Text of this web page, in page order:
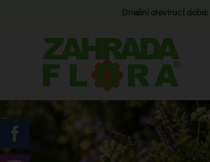
Dnešní otevírací doba: